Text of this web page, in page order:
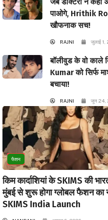
पाओगे, Hrithik
खौफनाक सच!
RAJNI जुलाई 1,
बॉलीवुड के वो काले
Kumar को सिर्फ
बचाया!
RAJNI जून 24,
फैशन
किम कार्दाशियां के SKIMS की
मुंबई से शुरू होगा ग्लोबल फैशन का
SKIMS India Launch